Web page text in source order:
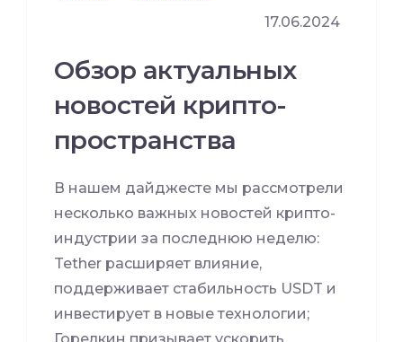
17.06.2024
Обзор актуальных
новостей крипто-
пространства
В нашем дайджесте мы рассмотрели
несколько важных новостей крипто-
индустрии за последнюю неделю:
Tether расширяет влияние,
поддерживает стабильность USDT и
инвестирует в новые технологии;